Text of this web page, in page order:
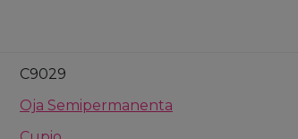
C9029
Oja Semipermanenta